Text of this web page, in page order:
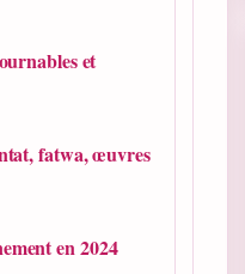
et
fatwa, œuvres
en 2024